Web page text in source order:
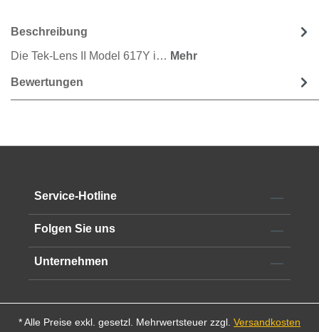
Beschreibung
Die Tek-Lens II Model 617Y i… Mehr
Bewertungen
Service-Hotline
Folgen Sie uns
Unternehmen
* Alle Preise exkl. gesetzl. Mehrwertsteuer zzgl. Versandkosten